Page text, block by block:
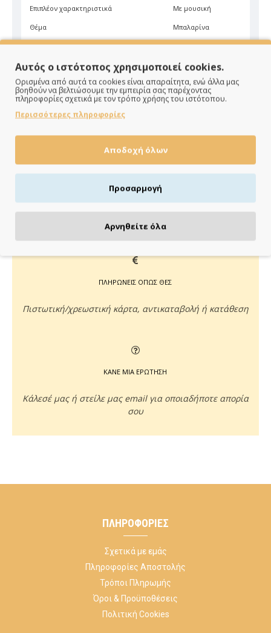
Επιπλέον χαρακτηριστικά Με μουσική
Θέμα Μπαλαρίνα
Σχήμα Ορθογώνιο
Είδος Μπιζουτιέρα
Χρώμα Σιέλ
ΠΛΗΡΩΝΕΙΣ ΟΠΩΣ ΘΕΣ
Πιστωτική/χρεωστική κάρτα, αντικαταβολή ή κατάθεση
ΚΑΝΕ ΜΙΑ ΕΡΩΤΗΣΗ
Κάλεσέ μας ή στείλε μας email για οποιαδήποτε απορία
σου
ΠΛΗΡΟΦΟΡΊΕΣ
Σχετικά με εμάς
Πληροφορίες Αποστολής
Τρόποι Πληρωμής
Όροι & Προϋποθέσεις
Πολιτική Cookies
Αυτός ο ιστότοπος χρησιμοποιεί cookies.
Ορισμένα από αυτά τα cookies είναι απαραίτητα, ενώ άλλα μας
βοηθούν να βελτιώσουμε την εμπειρία σας παρέχοντας
πληροφορίες σχετικά με τον τρόπο χρήσης του ιστότοπου.
Περισσότερες πληροφορίες
Αποδοχή όλων
Προσαρμογή
Αρνηθείτε όλα